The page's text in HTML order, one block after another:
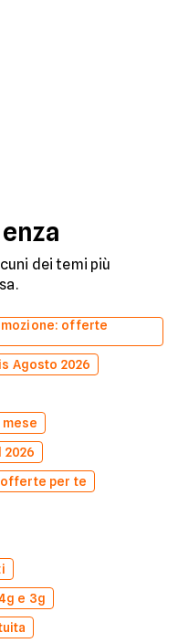
dei temi più
offerte
Agosto 2026
per te
e 3g